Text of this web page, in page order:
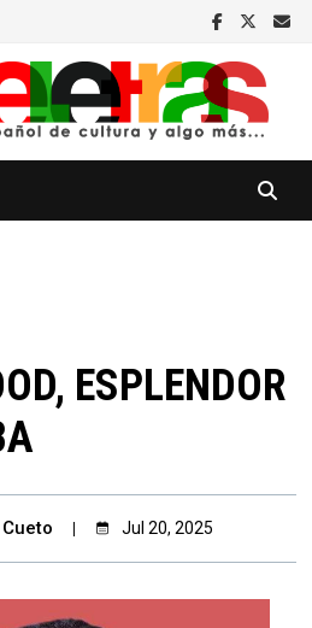
ESPLENDOR
Jul 20, 2025